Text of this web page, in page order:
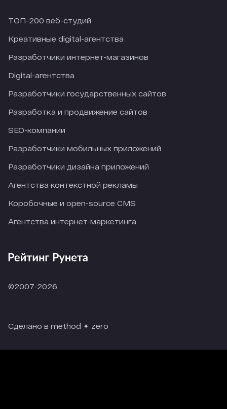
ТОП-200 веб-студий
Креативные digital-агентства
Разработчики интернет-магазинов
Digital-агентства
Разработчики государственных сайтов
Разработка и продвижение сайтов
SEO-компании
Разработчики мобильных приложений
Разработчики дизайна приложений
Агентства контекстной рекламы
Коробочные и open-source CMS
Агентства интернет-маркетинга
©2007-2026
Сделано в method ✦ zero